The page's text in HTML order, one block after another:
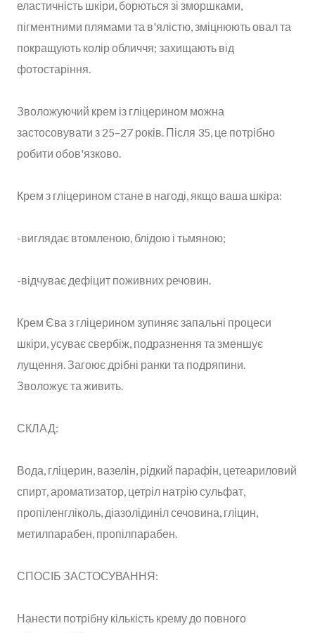
еластичність шкіри, борються зі зморшками,
пігментними плямами та в'ялістю, зміцнюють овал та
покращують колір обличчя; захищають від
фотостаріння.
Зволожуючий крем із гліцерином можна
застосовувати з 25–27 років. Після 35, це потрібно
робити обов'язково.
Крем з гліцерином стане в нагоді, якщо ваша шкіра:
-виглядає втомленою, блідою і тьмяною;
-відчуває дефіцит поживних речовин.
Крем Єва з гліцерином зупиняє запальні процеси
шкіри, усуває свербіж, подразнення та зменшує
лущення. Загоює дрібні ранки та подряпини.
Зволожує та живить.
СКЛАД:
Вода, гліцерин, вазелін, рідкий парафін, цетеариловий
спирт, ароматизатор, цетріл натрію сульфат,
пропіленгліколь, діазолідиніл сечовина, гліцин,
метилпарабен, пропілпарабен.
СПОСІБ ЗАСТОСУВАННЯ:
Нанести потрібну кількість крему до повного